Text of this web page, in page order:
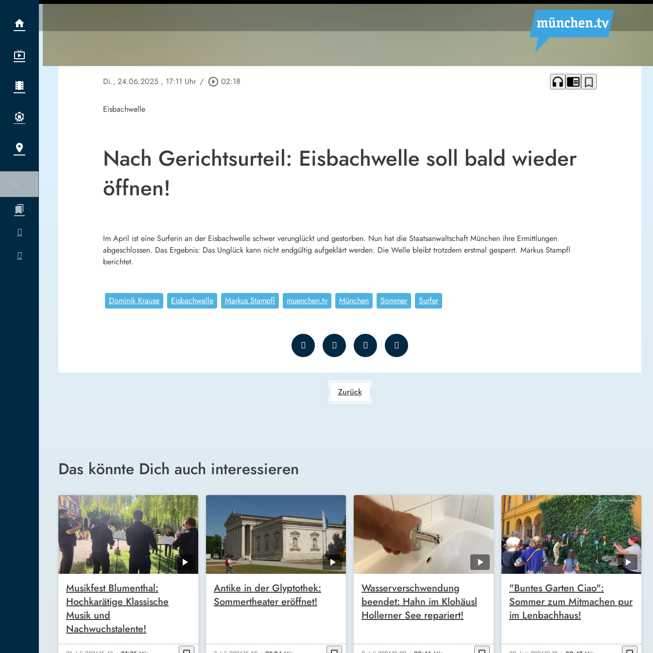
Di., 24.06.2025 , 17:11 Uhr / play_circle_outline 02:18 headphones chrome_reader_mode bookmark_border
Eisbachwelle
Nach Gerichtsurteil: Eisbachwelle soll bald wieder
öffnen!
Im April ist eine Surferin an der Eisbachwelle schwer verunglückt und gestorben. Nun hat die Staatsanwaltschaft München ihre Ermittlungen
abgeschlossen. Das Ergebnis: Das Unglück kann nicht endgültig aufgeklärt werden. Die Welle bleibt trotzdem erstmal gesperrt. Markus Stampfl
berichtet.
Dominik Krause Eisbachwelle Markus Stampfl muenchen.tv München Sommer Surfer
Zurück
Das könnte Dich auch interessieren
Musikfest Blumenthal:
Hochkarätige Klassische
Musik und
Nachwuchstalente!
Antike in der Glyptothek:
Sommertheater eröffnet!
Wasserverschwendung
beendet: Hahn im Klohäusl
Hollerner See repariert!
"Buntes Garten Ciao":
Sommer zum Mitmachen pur
im Lenbachhaus!